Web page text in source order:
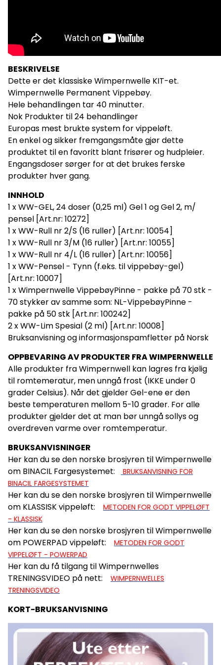
BESKRIVELSE
Dette er det klassiske Wimpernwelle KIT-et.
Wimpernwelle Permanent Vippebøy.
Hele behandlingen tar 40 minutter.
Nok Produkter til 24 behandlinger
Europas mest brukte system for vippeløft.
En enkel og sikker fremgangsmåte gjør dette
produktet til en favoritt blant frisører og hudpleier.
Engangsdoser sørger for at det brukes ferske
produkter hver gang.
INNHOLD
1 x WW-GEL, 24 doser (0,25 ml) Gel 1 og Gel 2, m/
pensel [Art.nr: 10272]
1 x WW-Rull nr 2/S (16 ruller) [Art.nr: 10054]
1 x WW-Rull nr 3/M (16 ruller) [Art.nr: 10055]
1 x WW-Rull nr 4/L (16 ruller) [Art.nr: 10056]
1 x WW-Pensel - Tynn (f.eks. til vippebøy-gel)
[Art.nr: 10007]
1 x Wimpernwelle VippebøyPinne - pakke på 70 stk -
70 stykker av samme som: NL-VippebøyPinne -
pakke på 50 stk [Art.nr: 100242]
2 x WW-Lim Spesial (2 ml) [Art.nr: 10008]
Bruksanvisning og informasjonspamfletter på Norsk
OPPBEVARING AV PRODUKTER FRA WIMPERNWELLE
Alle produkter fra Wimpernwell kan lagres fra kjølig
til romtemeratur, men unngå frost (IKKE under 0
grader Celsius). Når det gjelder Gel-ene er den
beste temperaturen mellom 5-10 grader. For alle
produkter gjelder det at man bør unngå sollys og
overdreven varme over romtemperatur.
BRUKSANVISNINGER
Her kan du se den norske brosjyren til Wimpernwelle
om BINACIL Fargesystemet:
BRUKSANVISNING FOR
BINACIL FARGESYSTEMET
Her kan du se den norske brosjyren til Wimpernwelle
om KLASSISK vippeløft: METODEN FOR GODT VIPPELØFT
- KLASSISK
Her kan du se den norske brosjyren til Wimpernwelle
om POWERPAD vippeløft: METODEN FOR GODT
VIPPELØFT - POWERPAD
Her kan du få tilgang til Wimpernwelles
TRENINGSVIDEO på nett: WIMPERNWELLES
TRENINGSVIDEO
KORT-BRUKSANVISNING